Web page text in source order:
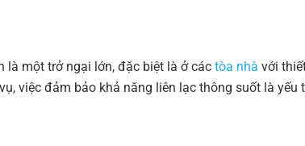
là một trở ngại lớn, đặc biệt là ở các tòa nhà với
việc đảm bảo khả năng liên lạc thông suốt là